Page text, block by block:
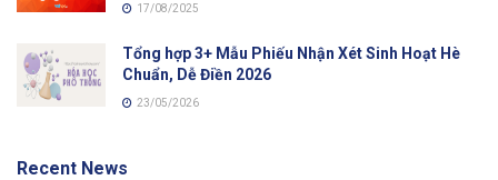
17/08/2025
Tổng hợp 3+ Mẫu Phiếu Nhận Xét Sinh Hoạt Hè
Chuẩn, Dễ Điền 2026
23/05/2026
Recent News